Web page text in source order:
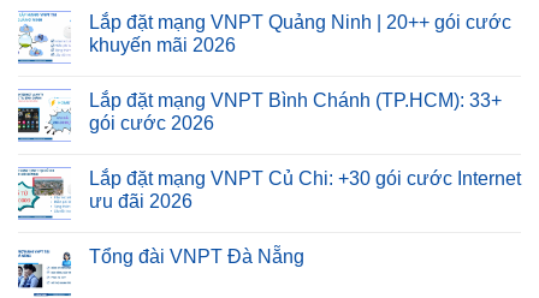
Lắp đặt mạng VNPT Quảng Ninh | 20++ gói cước
khuyến mãi 2026
Lắp đặt mạng VNPT Bình Chánh (TP.HCM): 33+
gói cước 2026
Lắp đặt mạng VNPT Củ Chi: +30 gói cước Internet
ưu đãi 2026
Tổng đài VNPT Đà Nẵng